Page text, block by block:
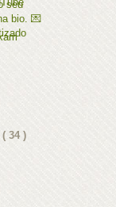
( 34 )